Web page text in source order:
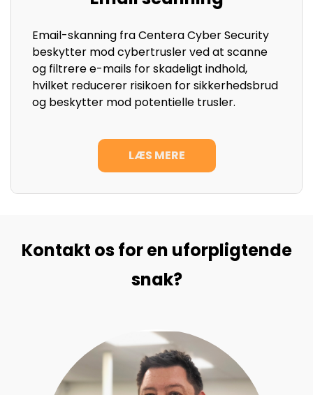
Email-skanning fra Centera Cyber Security
beskytter mod cybertrusler ved at scanne
og filtrere e-mails for skadeligt indhold,
hvilket reducerer risikoen for sikkerhedsbrud
og beskytter mod potentielle trusler.
LÆS MERE
Kontakt os for en uforpligtende
snak?